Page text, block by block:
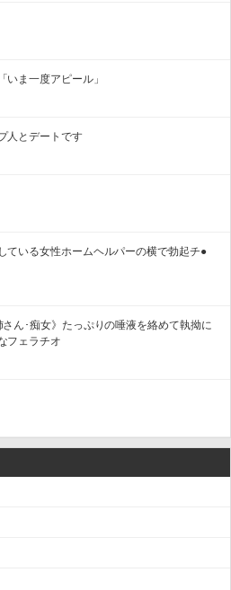
ま一度アピール」
人とデートです
ている女性ホームヘルパーの横で勃起チ●
さん･痴女》たっぷりの唾液を絡めて執拗に
フェラチオ